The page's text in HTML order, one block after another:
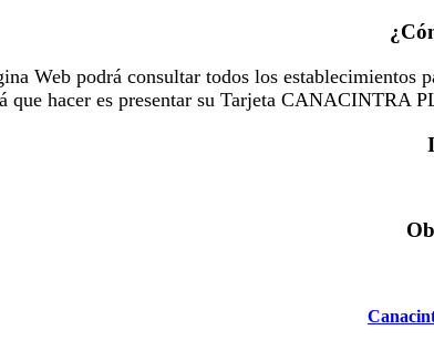
Web podrá consultar todos los
que hacer es presentar su Tarjeta CANACINTRA